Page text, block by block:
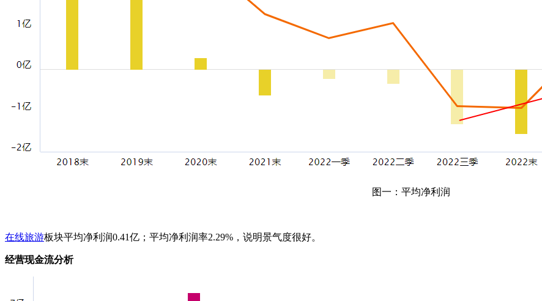
图一：平均净利润
在线旅游板块平均净利润0.41亿；平均净利润率2.29%，说明景气度很好。
经营现金流分析